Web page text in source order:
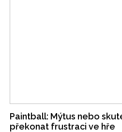
Paintball: Mýtus nebo
překonat frustraci ve hře